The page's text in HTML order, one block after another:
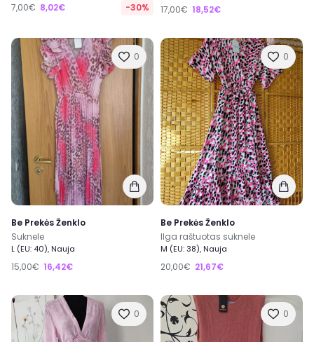
7,00€ 8,02€ -30% 17,00€ 18,52€
0
Be Prekės Ženklo
Suknele
L (EU: 40), Nauja
15,00€ 16,42€
0
Be Prekės Ženklo
Ilga raštuotas suknele
M (EU: 38), Nauja
20,00€ 21,67€
0 0